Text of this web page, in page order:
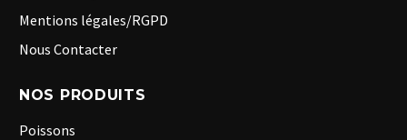
Mentions légales/RGPD
Nous Contacter
NOS PRODUITS
Poissons